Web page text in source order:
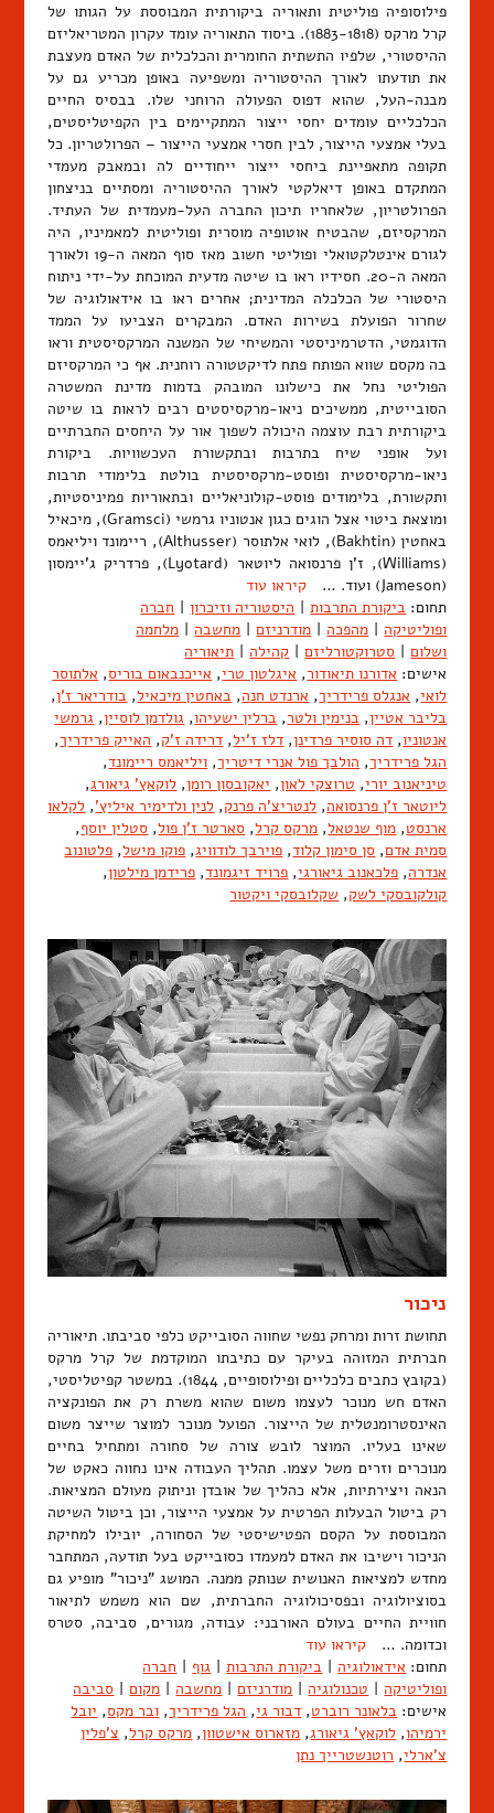
פילוסופיה פוליטית ותאוריה ביקורתית המבוססת על הגותו של
קרל מרקס (1883-1818). ביסוד התאוריה עומד עקרון המטריאליזם
ההיסטורי, שלפיו התשתית החומרית והכלכלית של האדם מעצבת
את תודעתו לאורך ההיסטוריה ומשפיעה באופן מכריע גם על
מבנה-העל, שהוא דפוס הפעולה הרוחני שלו. בבסיס החיים
הכלכליים עומדים יחסי ייצור המתקיימים בין הקפיטליסטים,
בעלי אמצעי הייצור, לבין חסרי אמצעי הייצור – הפרולטריון. כל
תקופה מתאפיינת ביחסי ייצור ייחודיים לה ובמאבק מעמדי
המתקדם באופן דיאלקטי לאורך ההיסטוריה ומסתיים בניצחון
הפרולטריון, שלאחריו תיכון החברה העל-מעמדית של העתיד.
המרקסיזם, שהבטיח אוטופיה מוסרית ופוליטית למאמיניו, היה
לגורם אינטלקטואלי ופוליטי חשוב מאז סוף המאה ה-19 ולאורך
המאה ה-20. חסידיו ראו בו שיטה מדעית המוכחת על-ידי ניתוח
היסטורי של הכלכלה המדינית; אחרים ראו בו אידאולוגיה של
שחרור הפועלת בשירות האדם. המבקרים הצביעו על הממד
הדוגמטי, הדטרמיניסטי והמשיחי של המשנה המרקסיסטית וראו
בה מקסם שווא הפותח פתח לדיקטטורה רוחנית. אף כי המרקסיזם
הפוליטי נחל את כישלונו המובהק בדמות מדינת המשטרה
הסובייטית, ממשיכים ניאו-מרקסיסטים רבים לראות בו שיטה
ביקורתית רבת עוצמה היכולה לשפוך אור על היחסים החברתיים
ועל אופני שיח בתרבות ובתקשורת העכשוויות. ביקורת
ניאו-מרקסיסטית ופוסט-מרקסיסטית בולטת בלימודי תרבות
ותקשורת, בלימודים פוסט-קולוניאליים ובתאוריות פמיניסטיות,
ומוצאת ביטוי אצל הוגים כגון אנטוניו גרמשי (Gramsci), מיכאיל
באחטין (Bakhtin), לואי אלתוסר (Althusser), ריימונד ויליאמס
(Williams), ז'ן פרנסואה ליוטאר (Lyotard), פרדריק ג'יימסון
(Jameson) ועוד. …
קיראו עוד
תחום: ביקורת התרבות היסטוריה וזיכרון
חברה
ופוליטיקה
מהפכה מודרניזם מחשבה
מלחמה
ושלום
סטרוקטורליזם קהילה
תיאוריה
אישים: אדורנו תיאודור, איגלטון טרי, אייכנבאום בוריס, אלתוסר
לואי, אנגלס פרידריך, ארנדט חנה, באחטין מיכאיל, בודריאר ז'ן,
בליבר אטיין, בנימין ולטר, ברלין ישעיהו, גולדמן לוסיין, גרמשי
אנטוניו, דה סוסיר פרדינן, דלז ז'יל, דרידה ז'ק, האייק פרידריך,
הגל פרידריך, הולבך פול אנרי דיטריך, ויליאמס ריימונד,
טיניאנוב יורי, טרוצקי לאון, יאקובסון רומן, לוקאץ' גיאורג,
ליוטאר ז'ן פרנסואה, לנטריצ'ה פרנק, לנין ולדימיר איליץ', לקלאו
ארנסט, מוף שנטאל, מרקס קרל, סארטר ז'ן פול, סטלין יוסף,
סמית אדם, סן סימון קלוד, פוירבך לודוויג, פוקו מישל, פלטונוב
אנדרה, פלכאנוב גיאורגי, פרויד זיגמונד, פרידמן מילטון,
קולקובסקי לשק, שקלובסקי ויקטור
ניכור
תחושת זרות ומרחק נפשי שחווה הסובייקט כלפי סביבתו. תיאוריה
חברתית המזוהה בעיקר עם כתיבתו המוקדמת של קרל מרקס
(בקובץ כתבים כלכליים ופילוסופיים, 1844). במשטר קפיטליסטי,
האדם חש מנוכר לעצמו משום שהוא משרת רק את הפונקציה
האינסטרומנטלית של הייצור. הפועל מנוכר למוצר שייצר משום
שאינו בעליו. המוצר לובש צורה של סחורה ומתחיל בחיים
מנוכרים וזרים משל עצמו. תהליך העבודה אינו נחווה כאקט של
הנאה ויצירתיות, אלא כהליך של אובדן וניתוק מעולם המציאות.
רק ביטול הבעלות הפרטית על אמצעי הייצור, וכן ביטול השיטה
המבוססת על הקסם הפטישיסטי של הסחורה, יובילו למחיקת
הניכור וישיבו את האדם למעמדו כסובייקט בעל תודעה, המתחבר
מחדש למציאות האנושית שנותק ממנה. המושג "ניכור" מופיע גם
בסוציולוגיה ובפסיכולוגיה החברתית, שם הוא משמש לתיאור
חוויית החיים בעולם האורבני: עבודה, מגורים, סביבה, סטרס
וכדומה. … קיראו עוד
תחום: אידאולוגיה ביקורת התרבות גוף
חברה
ופוליטיקה
טכנולוגיה מודרניזם מחשבה מקום
סביבה
אישים: בלאונר רוברט, דבור גי, הגל פרידריך, ובר מקס, יובל
ירמיהו, לוקאץ' גיאורג, מזארוס אישטוון, מרקס קרל, צ'פלין
צ'ארלי, רוטנשטרייך נתן